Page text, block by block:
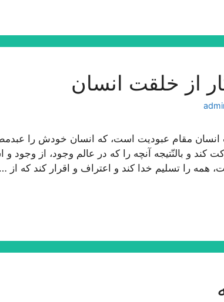
از خلقت انسان
مقام عبودیت است، كه انسان خودش را
و بالنّتیجه آنچه را كه در عالم وجود، از وجود و
همه را تسلیم خدا كند و اعتراف و اقرار كند كه از …